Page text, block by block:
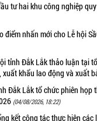
dựng hạ
Tân
nhân Kỷ
Cách
khai thực
tư hai khu công nghiệp
điểm nhấn mới cho Lễ hội
tỉnh Đắk Lắk thảo luận tại
xuất khẩu lao động và xuất
Đắk Lắk tổ chức phiên họp
(04/08/2026, 18:22)
kết công tác thực hiện các